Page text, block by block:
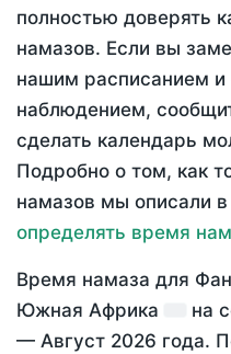
полностью доверять
намазов. Если вы
нашим расписанием и
наблюдением,
сделать календарь
Подробно о том, как
намазов мы описали
определять время
Время намаза для
Южная Африка
на
— Август 2026 года.